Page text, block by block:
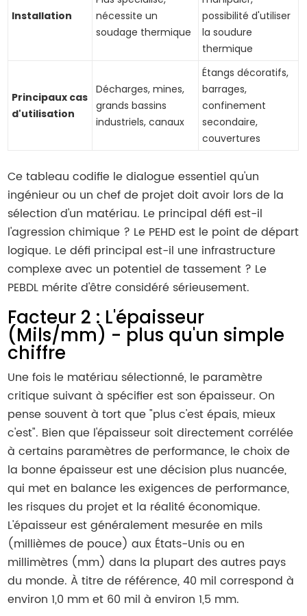
Installation
nécessite un
soudage thermique
possibilité d'utiliser
la soudure
thermique
Principaux cas
d'utilisation
Décharges, mines,
grands bassins
industriels, canaux
Étangs décoratifs,
barrages,
confinement
secondaire,
couvertures
Ce tableau codifie le dialogue essentiel qu'un
ingénieur ou un chef de projet doit avoir lors de la
sélection d'un matériau. Le principal défi est-il
l'agression chimique ? Le PEHD est le point de départ
logique. Le défi principal est-il une infrastructure
complexe avec un potentiel de tassement ? Le
PEBDL mérite d'être considéré sérieusement.
Facteur 2 : L'épaisseur
(Mils/mm) - plus qu'un simple
chiffre
Une fois le matériau sélectionné, le paramètre
critique suivant à spécifier est son épaisseur. On
pense souvent à tort que "plus c'est épais, mieux
c'est". Bien que l'épaisseur soit directement corrélée
à certains paramètres de performance, le choix de
la bonne épaisseur est une décision plus nuancée,
qui met en balance les exigences de performance,
les risques du projet et la réalité économique.
L'épaisseur est généralement mesurée en mils
(millièmes de pouce) aux États-Unis ou en
millimètres (mm) dans la plupart des autres pays
du monde. À titre de référence, 40 mil correspond à
environ 1,0 mm et 60 mil à environ 1,5 mm.